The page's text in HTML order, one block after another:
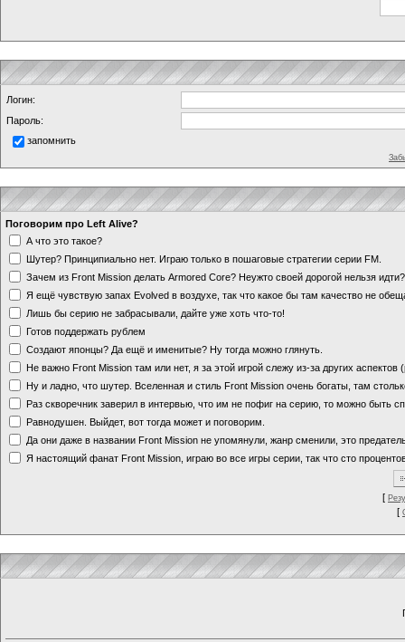
Логин:
Пароль:
запомнить
Поговорим про Left Alive?
А что это такое?
Шутер? Принципиально нет. Играю только в пошаговые стратегии серии FM.
Зачем из Front Mission делать Armored Core? Неужто своей дорогой нельзя
Я ещё чувствую запах Evolved в воздухе, так что какое бы там качество не
Лишь бы серию не забрасывали, дайте уже хоть что-то!
Готов поддержать рублем
Создают японцы? Да ещё и именитые? Ну тогда можно глянуть.
Не важно Front Mission там или нет, я за этой игрой слежу из-за других аспектов
Ну и ладно, что шутер. Вселенная и стиль Front Mission очень богаты, там
Раз скворечник заверил в интервью, что им не пофиг на серию, то можно быть
Равнодушен. Выйдет, вот тогда может и поговорим.
Да они даже в названии Front Mission не упомянули, жанр сменили, это
Я настоящий фанат Front Mission, играю во все игры серии, так что сто
[
[